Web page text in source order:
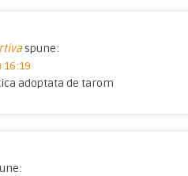
spune:
16:19
adoptata de tarom